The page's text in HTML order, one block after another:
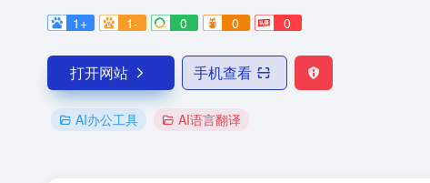
1+
1- 0 0 0
打开网站 手机查看
AI办公工具 AI语言翻译